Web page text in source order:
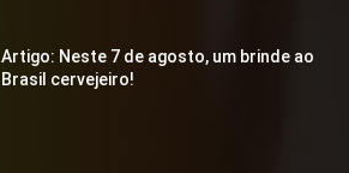
Artigo: Neste 7 de agosto, um brinde ao
Brasil cervejeiro!